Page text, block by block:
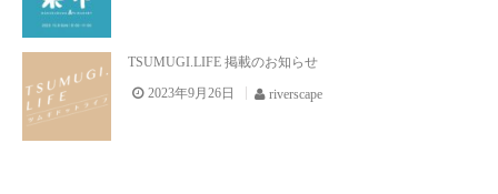
お問い合わせ
TSUMUGI.LIFE 掲載のお知らせ
2023年9月26日
riverscape